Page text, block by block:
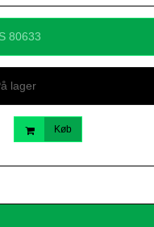
80633
lager
Køb